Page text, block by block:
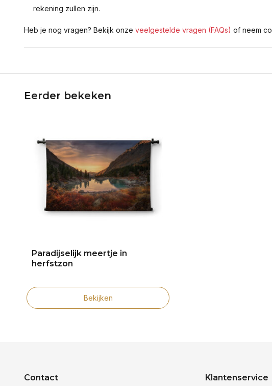
rekening zullen zijn.
Heb je nog vragen? Bekijk onze veelgestelde vragen (FAQs) of neem
Eerder bekeken
Paradijselijk meertje in
herfstzon
Bekijken
Contact Klantenservice